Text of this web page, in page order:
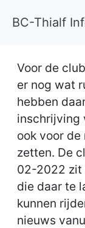
BC-Thialf
Voor de
er nog wat
hebben
inschrijving
ook voor
zetten. De
02-2022 zit
die daar te
kunnen
nieuws